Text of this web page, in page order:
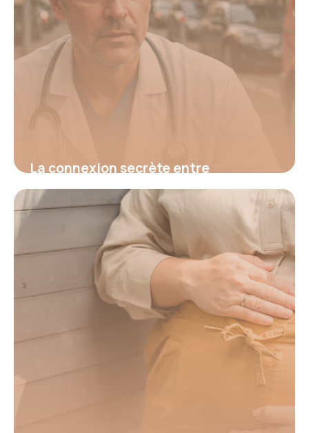
La connexion secrète entre
hypertension et fatigue : découvrez
le signal d’alerte invisible qui menace
votre santé et comment l’identifier
avant qu’il ne soit trop tard